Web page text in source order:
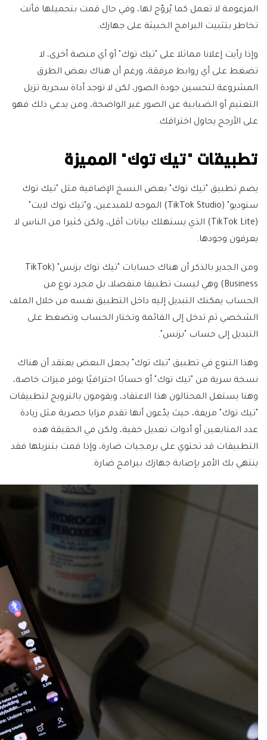
المزعومة لا تعمل كما يُروّج لها، وفي حال قمت بتحميلها فأنت
تخاطر بتثبيت البرامج الخبيثة على جهازك.
وإذا رأيت إعلانا مماثلا على "تيك توك" أو أي منصة أخرى، لا
تضغط على أي روابط مرفقة، ورغم أن هناك بعض الطرق
المشروعة لتحسين جودة الصور، لكن لا توجد أداة سحرية تزيل
التعتيم أو الضبابية عن الصور غير الواضحة، ومن يدعي ذلك فهو
على الأرجح يحاول اختراقك.
تطبيقات "تيك توك" المميزة
يضم تطبيق "تيك توك" بعض النسخ الإضافية مثل "تيك توك
ستوديو" (TikTok Studio) الموجه للمبدعين، و"تيك توك لايت"
(TikTok Lite) الذي يستهلك بيانات أقل، ولكن كثيرا من الناس لا
يعرفون وجودها.
ومن الجدير بالذكر أن هناك حسابات "تيك توك بزنس" (TikTok
Business) وهي ليست تطبيقا منفصلا، بل مجرد نوع من
الحساب يمكنك التبديل إليه داخل التطبيق نفسه من خلال الملف
الشخصي ثم تدخل إلى القائمة وتختار الحساب وتضغط على
التبديل إلى حساب "بزنس".
وهذا التنوع في تطبيق "تيك توك" يجعل البعض يعتقد أن هناك
نسخة سرية من "تيك توك" أو حسابًا احترافيًا يوفر ميزات خاصة،
وهنا يستغل المحتالون هذا الاعتقاد، ويقومون بالترويج لتطبيقات
"تيك توك" مزيفة، حيث يدّعون أنها تقدم مزايا حصرية مثل زيادة
عدد المتابعين أو أدوات تعديل خفية، ولكن في الحقيقة هذه
التطبيقات قد تحتوي على برمجيات ضارة، وإذا قمت بتنزيلها فقد
ينتهي بك الأمر بإصابة جهازك ببرامج ضارة.